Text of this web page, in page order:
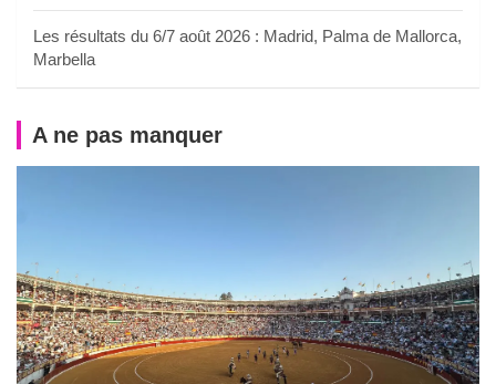
Les résultats du 6/7 août 2026 : Madrid, Palma de Mallorca,
Marbella
A ne pas manquer